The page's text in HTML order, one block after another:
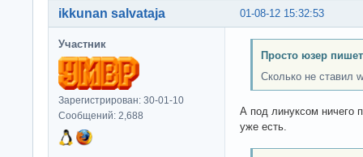
01-08-12 15:32:53
ikkunan salvataja
Участник
Зарегистрирован: 30-01-10
Сообщений: 2,688
Просто юзер
Сколько не ставил
А под линуксом ничего
уже есть.